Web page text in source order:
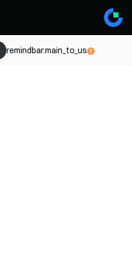
remindbar.main_to_us